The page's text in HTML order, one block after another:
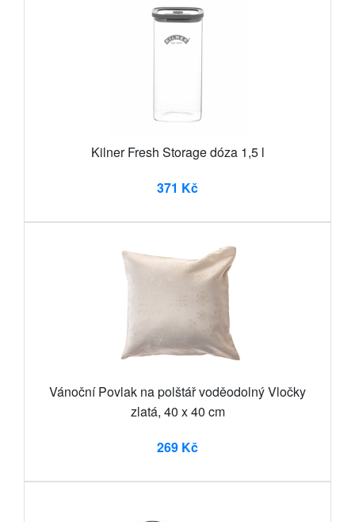
Kilner Fresh Storage dóza 1,5 l
371 Kč
Vánoční Povlak na polštář voděodolný Vločky
zlatá, 40 x 40 cm
269 Kč